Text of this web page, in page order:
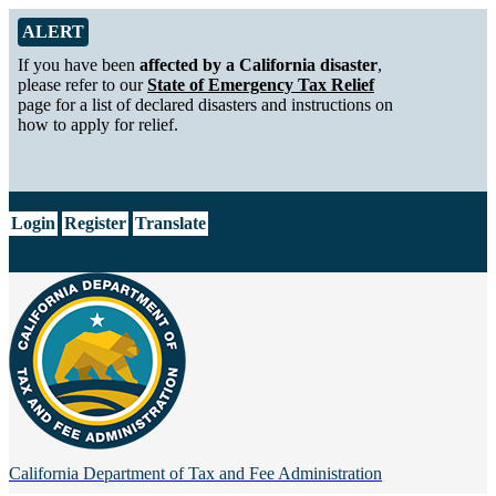
Skip to Main Content
Alert from California Department of Tax and Fee Administration
ALERT
If you have been affected by a California disaster,
please refer to ourState of Emergency Tax Relief
page for a list of declared disasters and instructions on
how to apply for relief.
Login Register Translate
California Department of Tax and Fee Administration